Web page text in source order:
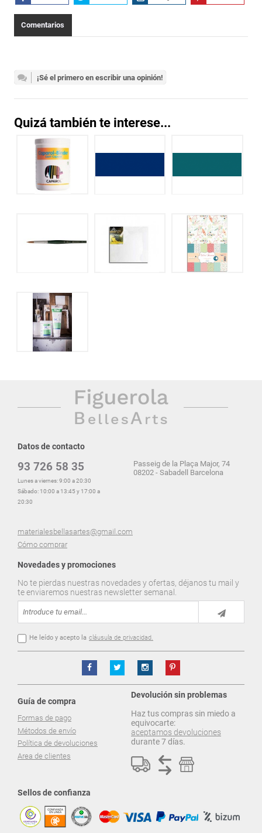
Comentarios
¡Sé el primero en escribir una opinión!
Quizá también te interese...
Datos de contacto
93 726 58 35
Lunes a viernes: 9:00 a 20:30
Sábado: 10:00 a 13:45 y 17:00 a
20:30
materialesbellasartes@gmail.com
Cómo comprar
Passeig de la Plaça Major, 74
08202 - Sabadell Barcelona
Novedades y promociones
No te pierdas nuestras novedades y ofertas, déjanos tu mail y
te enviaremos nuestras newsletter semanal.
He leído y acepto la cláusula de privacidad.
Guía de compra
Formas de pago
Métodos de envío
Política de devoluciones
Area de clientes
Devolución sin problemas
Haz tus compras sin miedo a
equivocarte:
aceptamos devoluciones
durante 7 días.
Sellos de confianza